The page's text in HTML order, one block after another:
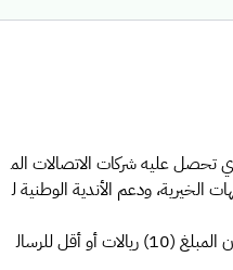
تحصل عليه شركات الاتصالات الم
الخيرية، ودعم الأندية الوطنية ل
- (5%) من قيمة التبرع أو الدعم إذا كان المبلغ (10) ريالات أو أقل للرسال